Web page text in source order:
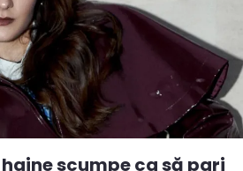
scumpe ca să pari